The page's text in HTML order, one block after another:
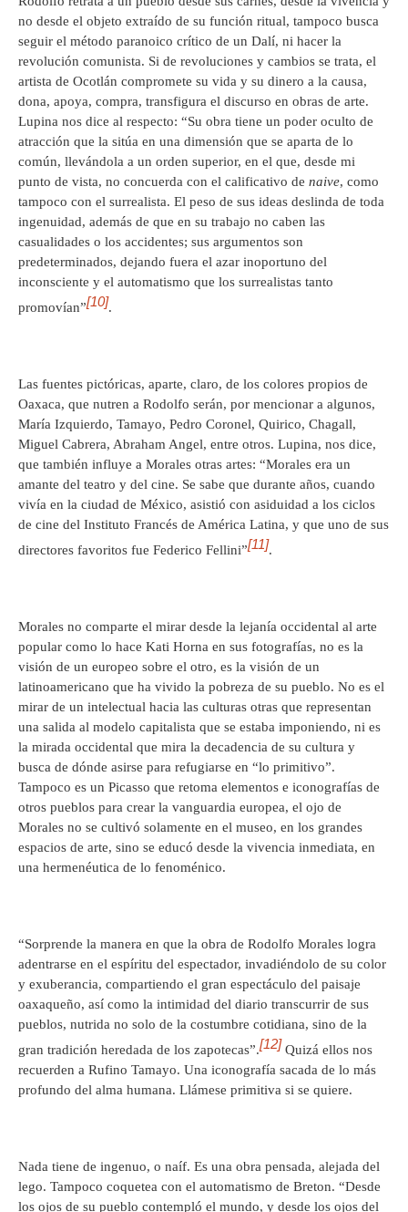
no desde el objeto extraído de su función ritual, tampoco busca
seguir el método paranoico crítico de un Dalí, ni hacer la
revolución comunista. Si de revoluciones y cambios se trata, el
artista de Ocotlán compromete su vida y su dinero a la causa,
dona, apoya, compra, transfigura el discurso en obras de arte.
Lupina nos dice al respecto: “Su obra tiene un poder oculto de
atracción que la sitúa en una dimensión que se aparta de lo
común, llevándola a un orden superior, en el que, desde mi
punto de vista, no concuerda con el calificativo de naive, como
tampoco con el surrealista. El peso de sus ideas deslinda de toda
ingenuidad, además de que en su trabajo no caben las
casualidades o los accidentes; sus argumentos son
predeterminados, dejando fuera el azar inoportuno del
inconsciente y el automatismo que los surrealistas tanto
promovían”[10].
Las fuentes pictóricas, aparte, claro, de los colores propios de
Oaxaca, que nutren a Rodolfo serán, por mencionar a algunos,
María Izquierdo, Tamayo, Pedro Coronel, Quirico, Chagall,
Miguel Cabrera, Abraham Angel, entre otros. Lupina, nos dice,
que también influye a Morales otras artes: “Morales era un
amante del teatro y del cine. Se sabe que durante años, cuando
vivía en la ciudad de México, asistió con asiduidad a los ciclos
de cine del Instituto Francés de América Latina, y que uno de sus
directores favoritos fue Federico Fellini”[11].
Morales no comparte el mirar desde la lejanía occidental al arte
popular como lo hace Kati Horna en sus fotografías, no es la
visión de un europeo sobre el otro, es la visión de un
latinoamericano que ha vivido la pobreza de su pueblo. No es el
mirar de un intelectual hacia las culturas otras que representan
una salida al modelo capitalista que se estaba imponiendo, ni es
la mirada occidental que mira la decadencia de su cultura y
busca de dónde asirse para refugiarse en “lo primitivo”.
Tampoco es un Picasso que retoma elementos e iconografías de
otros pueblos para crear la vanguardia europea, el ojo de
Morales no se cultivó solamente en el museo, en los grandes
espacios de arte, sino se educó desde la vivencia inmediata, en
una hermenéutica de lo fenoménico.
“Sorprende la manera en que la obra de Rodolfo Morales logra
adentrarse en el espíritu del espectador, invadiéndolo de su color
y exuberancia, compartiendo el gran espectáculo del paisaje
oaxaqueño, así como la intimidad del diario transcurrir de sus
pueblos, nutrida no solo de la costumbre cotidiana, sino de la
gran tradición heredada de los zapotecas”.[12] Quizá ellos nos
recuerden a Rufino Tamayo. Una iconografía sacada de lo más
profundo del alma humana. Llámese primitiva si se quiere.
Nada tiene de ingenuo, o naíf. Es una obra pensada, alejada del
lego. Tampoco coquetea con el automatismo de Breton. “Desde
los ojos de su pueblo contempló el mundo, y desde los ojos del